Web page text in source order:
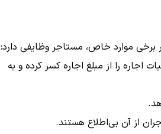
برخی موارد خاص، مستاجر وظایفی دارد:
را از مبلغ اجاره کسر کرده و به
از آن بی‌اطلاع هستند.